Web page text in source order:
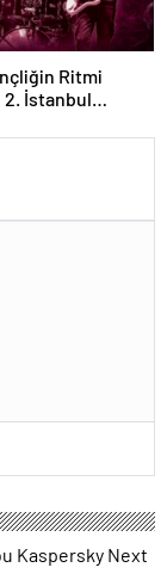
Ritmi
İstanbul
Dört Bir